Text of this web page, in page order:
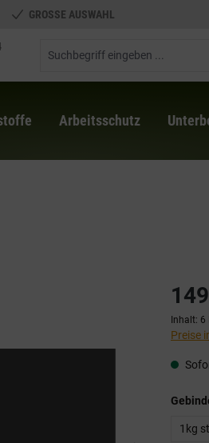
GROSSE AUSWAHL
Arbeitsschutz
Inhalt: 6
Preise
1kg